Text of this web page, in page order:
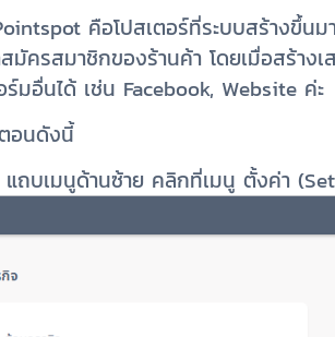
คือโปสเตอร์ที่ระบบสร้างขึ้นม
ครสมาชิกของร้านค้า โดยเมื่อสร้าง
มอื่นได้ เช่น Facebook, Website ค่ะ
อนดังนี้
แถบเมนูด้านซ้าย คลิกที่เมนู ตั้งค่า